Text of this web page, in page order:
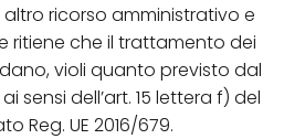
ricorso amministrativo e
ritiene che il trattamento dei
violi quanto previsto dal
ai sensi dell’art. 15 lettera f) del
Reg. UE 2016/679.